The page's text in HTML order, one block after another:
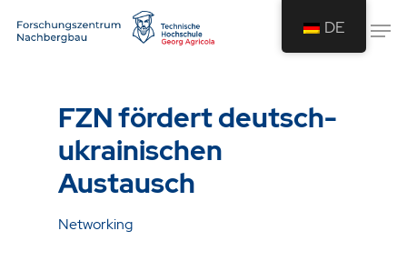
starten oder ESC um die Suche zu
schließen.
FZN fördert deutsch-
ukrainischen
Austausch
Networking
DE